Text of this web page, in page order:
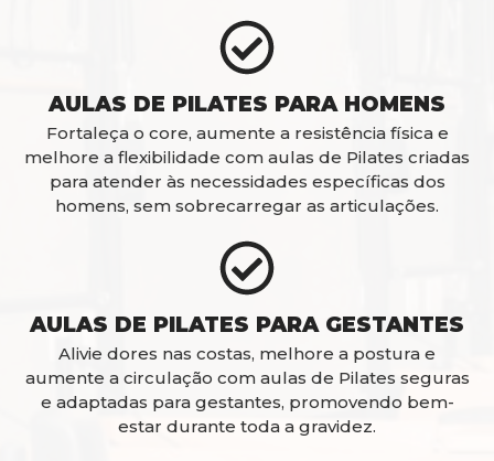
AULAS DE PILATES PARA HOMENS
Fortaleça o core, aumente a resistência física e
melhore a flexibilidade com aulas de Pilates criadas
para atender às necessidades específicas dos
homens, sem sobrecarregar as articulações.
AULAS DE PILATES PARA GESTANTES
Alivie dores nas costas, melhore a postura e
aumente a circulação com aulas de Pilates seguras
e adaptadas para gestantes, promovendo bem-
estar durante toda a gravidez.